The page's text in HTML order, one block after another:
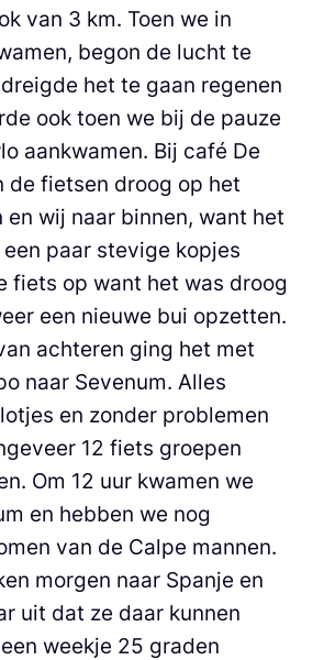
van 3 km. Toen we in
begon de lucht te
het te gaan regenen
ook toen we bij de pauze
aankwamen. Bij café De
de fietsen droog op het
wij naar binnen, want het
paar stevige kopjes
fiets op want het was droog
een nieuwe bui opzetten.
achteren ging het met
naar Sevenum. Alles
en zonder problemen
12 fiets groepen
Om 12 uur kwamen we
en hebben we nog
van de Calpe mannen.
morgen naar Spanje en
uit dat ze daar kunnen
weekje 25 graden